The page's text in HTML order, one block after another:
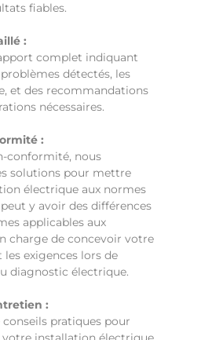
fiables.
:
complet indiquant
détectés, les
et des recommandations
nécessaires.
:
conformité, nous
solutions pour mettre
électrique aux normes
y avoir des différences
applicables aux
charge de concevoir votre
exigences lors de
diagnostic électrique.
:
conseils pratiques pour